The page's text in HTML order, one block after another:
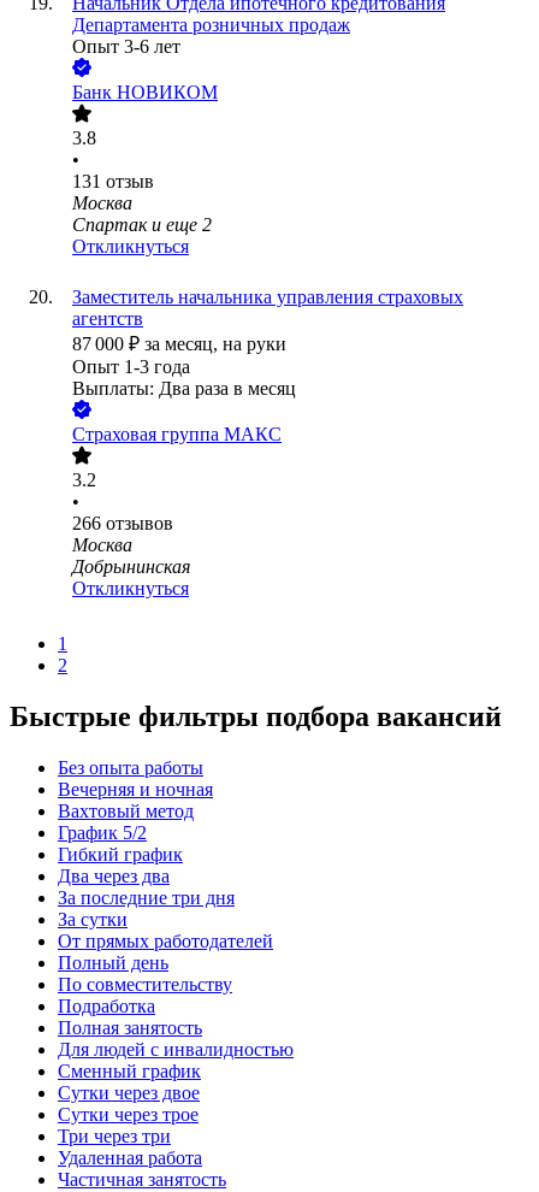
Департамента розничных продаж
Опыт 3-6 лет
Банк НОВИКОМ
3.8
•
131 отзыв
Москва
Спартак и еще 2
Откликнуться
Заместитель начальника управления страховых
агентств
87 000 ₽ за месяц, на руки
Опыт 1-3 года
Выплаты: Два раза в месяц
Страховая группа МАКС
3.2
•
266 отзывов
Москва
Добрынинская
Откликнуться
1
2
Быстрые фильтры подбора вакансий
Без опыта работы
Вечерняя и ночная
Вахтовый метод
График 5/2
Гибкий график
Два через два
За последние три дня
За сутки
От прямых работодателей
Полный день
По совместительству
Подработка
Полная занятость
Для людей с инвалидностью
Сменный график
Сутки через двое
Сутки через трое
Три через три
Удаленная работа
Частичная занятость